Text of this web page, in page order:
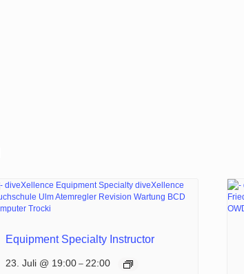
Equipment Specialty Instructor
23. Juli @ 19:00– 22:00